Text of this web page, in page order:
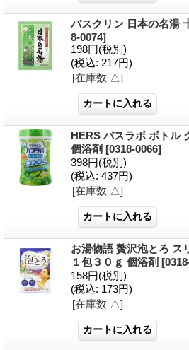
バスクリン 日本の名湯
8-0074]
198円(税別)
(税込: 217円)
[在庫数 △]
HERS バスラボ ボトル
個浴剤 [0318-0066]
398円(税別)
(税込: 437円)
[在庫数 △]
お湯物語 贅沢泡とろ ス
１包３０ｇ 個浴剤
158円(税別)
(税込: 173円)
[在庫数 △]